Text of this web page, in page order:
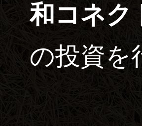
和コネク
の投資を